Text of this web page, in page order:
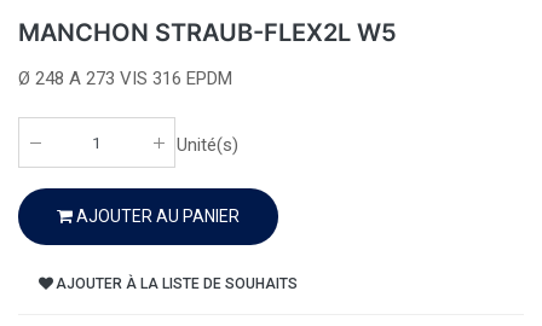
MANCHON STRAUB-FLEX2L W5
Ø 248 A 273 VIS 316 EPDM
Unité(s)
AJOUTER AU PANIER
AJOUTER À LA LISTE DE SOUHAITS